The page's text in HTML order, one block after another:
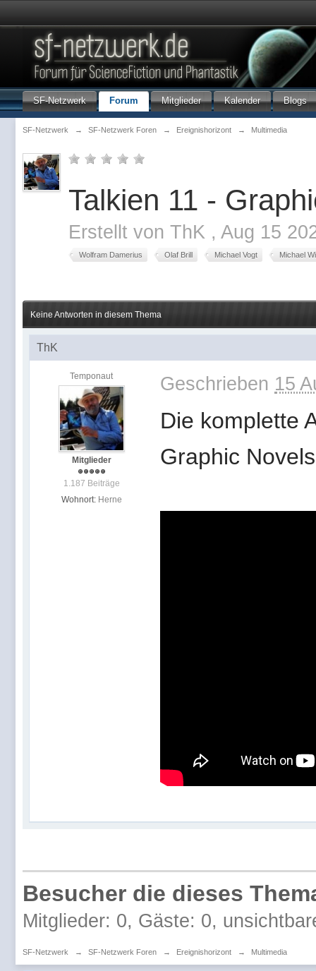
SF-Netzwerk Forum Mitglieder Kalender Blogs
SF-Netzwerk → SF-Netzwerk Foren → Ereignishorizont → Multimedia
Talkien 11 -
Erstellt von ThK , Aug 15
Wolfram Damerius Olaf Brill Michael Vogt Michael
Keine Antworten in diesem Thema
ThK
Temponaut
Mitglieder
1.187 Beiträge
Wohnort: Herne
Geschrieben 15
Die komplette
Graphic
Besucher die dieses
Mitglieder: 0, Gäste: 0,
SF-Netzwerk → SF-Netzwerk Foren → Ereignishorizont → Multimedia